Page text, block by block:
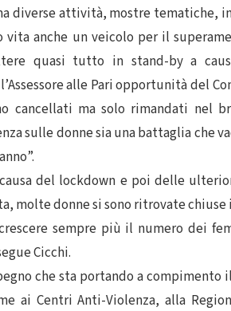
diverse attività, mostre tematiche,
vita anche un veicolo per il
quasi tutto in stand-by a
alle Pari opportunità del
cancellati ma solo rimandati nel
sulle donne sia una battaglia che
del lockdown e poi delle
molte donne si sono ritrovate chiuse
sempre più il numero dei
Cicchi.
che sta portando a compimento
ai Centri Anti-Violenza, alla